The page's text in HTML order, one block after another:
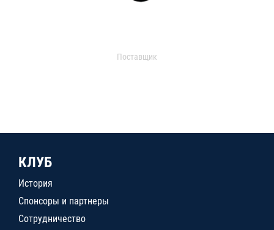
Поставщик
КЛУБ
История
Спонсоры и партнеры
Сотрудничество